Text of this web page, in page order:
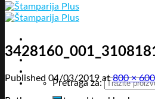
Pretraga za:
Published 04/03/2019 at800 × 600